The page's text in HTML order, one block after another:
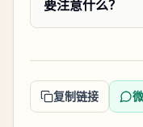
要注意什么？
复制链接